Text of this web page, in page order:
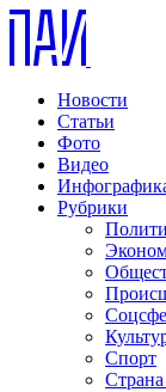
Новости
Статьи
Фото
Видео
Рубрики
Спорт